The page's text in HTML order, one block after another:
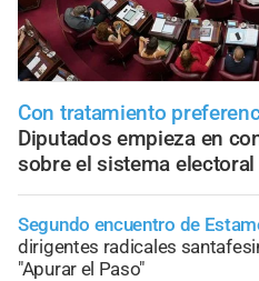
Con tratamiento
Diputados empieza en
sobre el sistema electoral
Segundo encuentro de
dirigentes radicales
"Apurar el Paso"